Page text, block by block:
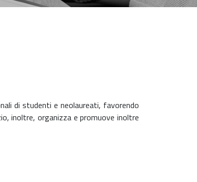
di studenti e neolaureati, favorendo
inoltre, organizza e promuove inoltre